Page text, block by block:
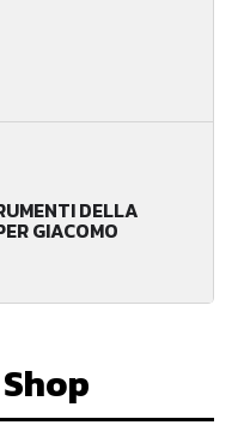
DELLA
GIACOMO